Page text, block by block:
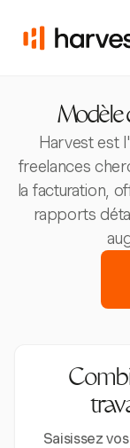
Modèle
Harvest est
freelances
la facturation,
rapports
Saisissez